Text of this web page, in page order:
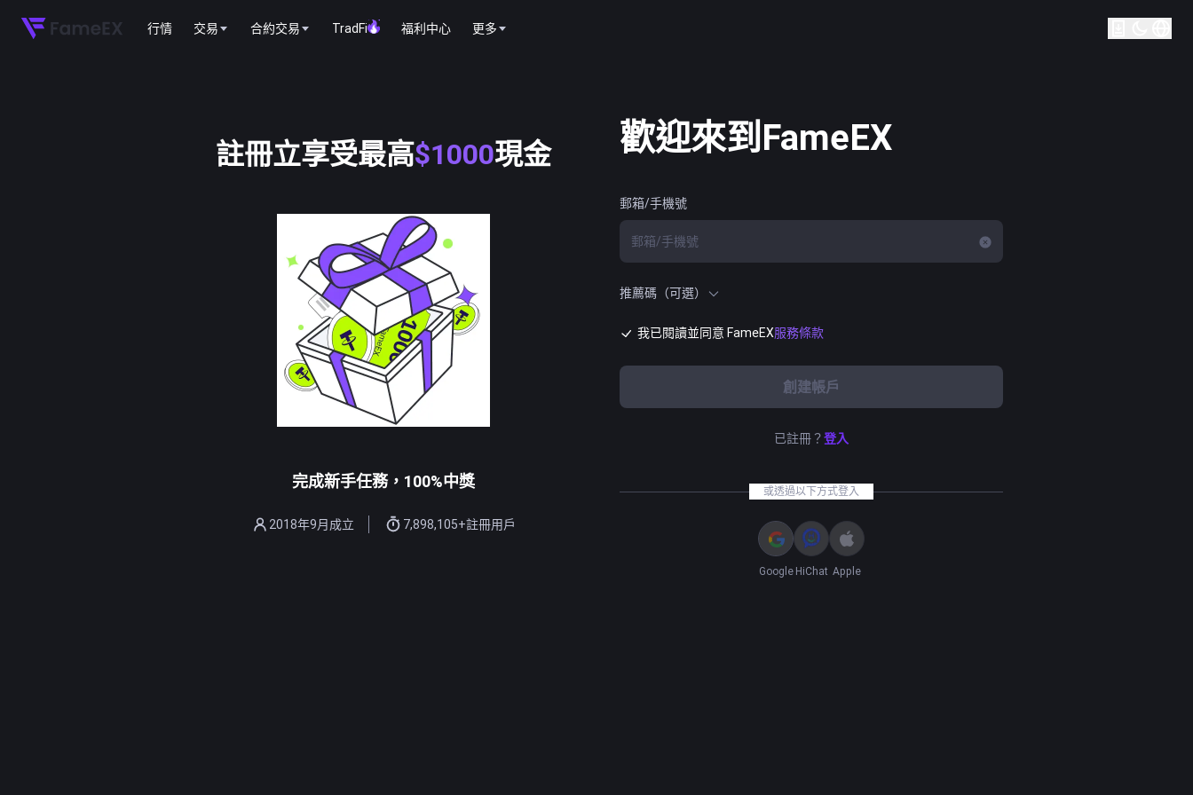
行情 交易 合約交易 TradFi 福利中心 更多
註冊立享受最高$1000現金
完成新手任務，100%中獎
2018年9月成立 7,898,105+註冊用戶
歡迎來到FameEX
郵箱/手機號
推薦碼（可選）
我已閱讀並同意 FameEX服務條款
創建帳戶
已註冊？登入
或透過以下方式登入
Google HiChat Apple